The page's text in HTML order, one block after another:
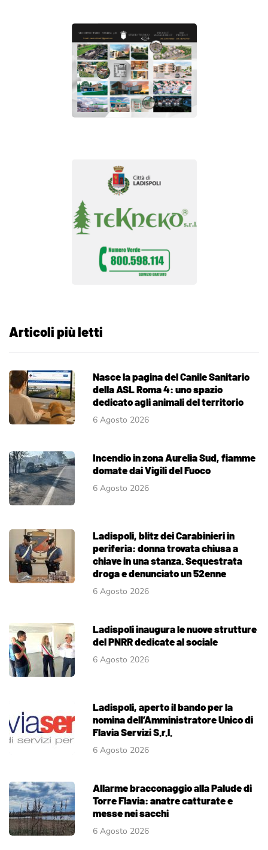
Articoli più letti
Nasce la pagina del Canile Sanitario
della ASL Roma 4: uno spazio
dedicato agli animali del territorio
6 Agosto 2026
Incendio in zona Aurelia Sud, fiamme
domate dai Vigili del Fuoco
6 Agosto 2026
Ladispoli, blitz dei Carabinieri in
periferia: donna trovata chiusa a
chiave in una stanza. Sequestrata
droga e denunciato un 52enne
6 Agosto 2026
Ladispoli inaugura le nuove strutture
del PNRR dedicate al sociale
6 Agosto 2026
Ladispoli, aperto il bando per la
nomina dell’Amministratore Unico di
Flavia Servizi S.r.l.
6 Agosto 2026
Allarme bracconaggio alla Palude di
Torre Flavia: anatre catturate e
messe nei sacchi
6 Agosto 2026